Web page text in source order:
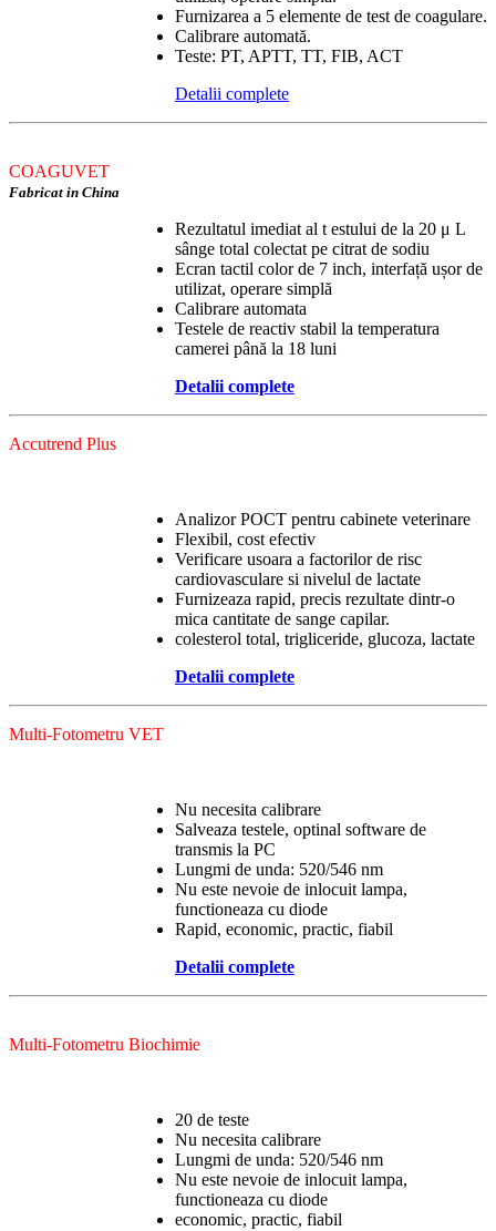
Furnizarea a 5 elemente de test de coagulare.
Calibrare automată.
Teste: PT, APTT, TT, FIB, ACT
Detalii complete
COAGUVET
Fabricat in China
Rezultatul imediat al t estului de la 20 μ L
sânge total colectat pe citrat de sodiu
Ecran tactil color de 7 inch, interfață ușor de
utilizat, operare simplă
Calibrare automata
Testele de reactiv stabil la temperatura
camerei până la 18 luni
Detalii complete
Accutrend Plus
Analizor POCT pentru cabinete veterinare
Flexibil, cost efectiv
Verificare usoara a factorilor de risc
cardiovasculare si nivelul de lactate
Furnizeaza rapid, precis rezultate dintr-o
mica cantitate de sange capilar.
colesterol total, trigliceride, glucoza, lactate
Detalii complete
Multi-Fotometru VET
Nu necesita calibrare
Salveaza testele, optinal software de
transmis la PC
Lungmi de unda: 520/546 nm
Nu este nevoie de inlocuit lampa,
functioneaza cu diode
Rapid, economic, practic, fiabil
Detalii complete
Multi-Fotometru Biochimie
20 de teste
Nu necesita calibrare
Lungmi de unda: 520/546 nm
Nu este nevoie de inlocuit lampa,
functioneaza cu diode
economic, practic, fiabil